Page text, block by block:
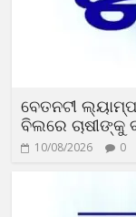
ବେତନଟୀ
ବିଲରେ ଚାଷୀଙ୍କୁ
10/08/2026 0